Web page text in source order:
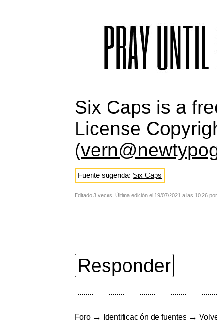
Six Caps is a
License
(
Fuente sugerida: Six Caps
Editado 3 veces. Última edición el 19/07/2021 a las 10:26
Responder
Foro → Identificación de fuentes →